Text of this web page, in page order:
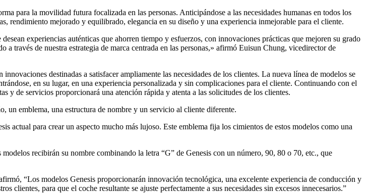
para la movilidad futura focalizada en las personas. Anticipándose a las necesidades humanas en todos los
rendimiento mejorado y equilibrado, elegancia en su diseño y una experiencia inmejorable para el cliente.
experiencias auténticas que ahorren tiempo y esfuerzos, con innovaciones prácticas que mejoren su grado
través de nuestra estrategia de marca centrada en las personas,» afirmó Euisun Chung, vicedirector de
destinadas a satisfacer ampliamente las necesidades de los clientes. La nueva línea de modelos se
en su lugar, en una experiencia personalizada y sin complicaciones para el cliente. Continuando con el
y de servicios proporcionará una atención rápida y atenta a las solicitudes de los clientes.
un emblema, una estructura de nombre y un servicio al cliente diferente.
actual para crear un aspecto mucho más lujoso. Este emblema fija los cimientos de estos modelos como una
recibirán su nombre combinando la letra “G” de Genesis con un número, 90, 80 o 70, etc., que
“Los modelos Genesis proporcionarán innovación tecnológica, una excelente experiencia de conducción y
clientes, para que el coche resultante se ajuste perfectamente a sus necesidades sin excesos innecesarios.”